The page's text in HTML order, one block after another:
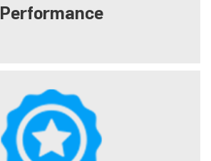
Performance